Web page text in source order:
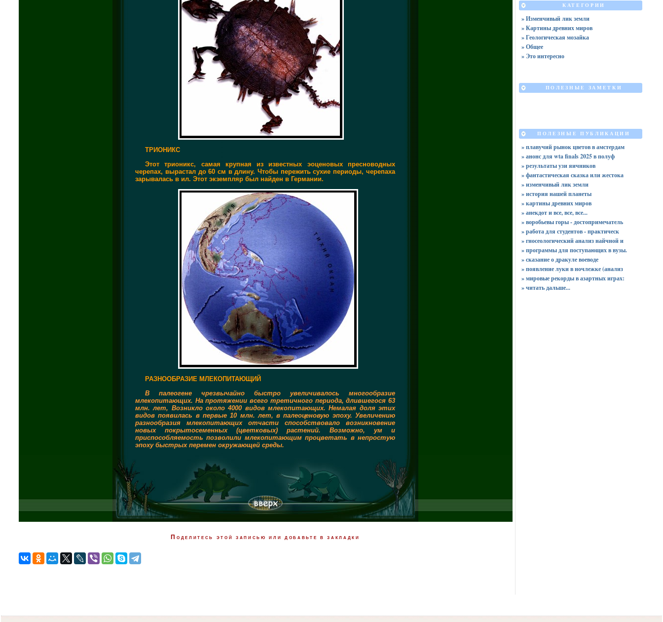
ТРИОНИКС
Этот трионикс, самая крупная из известных эоценовых пресноводных
черепах, вырастал до 60 см в длину. Чтобы пережить сухие периоды, черепаха
зарывалась в ил. Этот экземпляр был найден в Германии.
РАЗНООБРАЗИЕ МЛЕКОПИТАЮЩИЙ
В палеогене чрезвычайно быстро увеличивалось многообразие
млекопитающих. На протяжении всего третичного периода, длившегося 63
млн. лет, Возникло около 4000 видов млекопитающих. Немалая доля этих
видов появилась в первые 10 млн. лет, в палеоценовую эпоху. Увеличению
разнообразия млекопитающих отчасти способствовало возникновение
новых покрытосеменных (цветковых) растений. Возможно, ум и
приспособляемость позволили млекопитающим процветать в непростую
эпоху быстрых перемен окружающей среды.
Поделитесь этой записью или добавьте в закладки
КАТЕГОРИИ
» Изменчивый лик земли
» Картины древних миров
» Геологическая мозайка
» Общее
» Это интересно
ПОЛЕЗНЫЕ ЗАМЕТКИ
ПОЛЕЗНЫЕ ПУБЛИКАЦИИ
» плавучий рынок цветов в амстердам
» анонс для wta finals 2025 в полуф
» результаты узи яичников
» фантастическая сказка или жестока
» изменчивый лик земли
» история нашей планеты
» картины древних миров
» анекдот и все, все, все...
» воробьевы горы - достопримечатель
» работа для студентов - практическ
» гносеологический анализ найчной и
» программы для поступающих в вузы.
» сказание о дракуле воеводе
» появление луки в ночлежке (анализ
» мировые рекорды в азартных играх:
»читать дальше...